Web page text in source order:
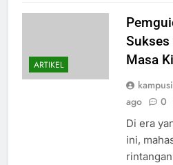
ARTIKEL
Masa
ago
0
Di era
ini,